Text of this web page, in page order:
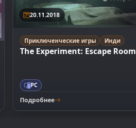
20.11.2018
Приключенческие игры Инди
The Experiment: Escape Room
PC
Подробнее